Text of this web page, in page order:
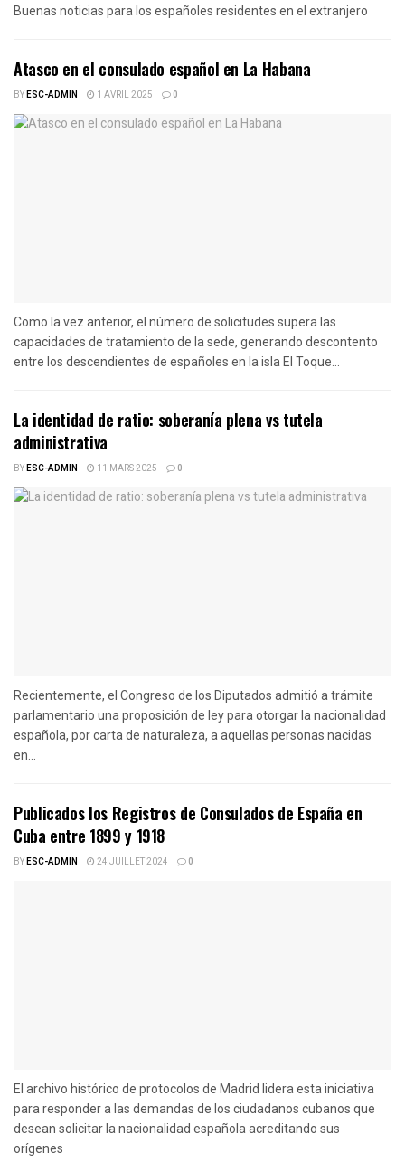
Buenas noticias para los españoles residentes en el extranjero
Atasco en el consulado español en La Habana
BYESC-ADMIN 1 AVRIL 2025 0
Como la vez anterior, el número de solicitudes supera las
capacidades de tratamiento de la sede, generando descontento
entre los descendientes de españoles en la isla El Toque...
La identidad de ratio: soberanía plena vs tutela
administrativa
BYESC-ADMIN 11 MARS 2025 0
Recientemente, el Congreso de los Diputados admitió a trámite
parlamentario una proposición de ley para otorgar la nacionalidad
española, por carta de naturaleza, a aquellas personas nacidas
en...
Publicados los Registros de Consulados de España en
Cuba entre 1899 y 1918
BYESC-ADMIN 24 JUILLET 2024 0
El archivo histórico de protocolos de Madrid lidera esta iniciativa
para responder a las demandas de los ciudadanos cubanos que
desean solicitar la nacionalidad española acreditando sus
orígenes